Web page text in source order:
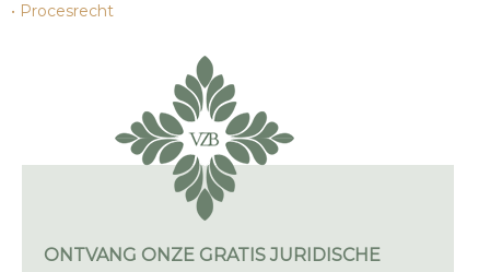
Procesrecht
ONTVANG ONZE GRATIS JURIDISCHE